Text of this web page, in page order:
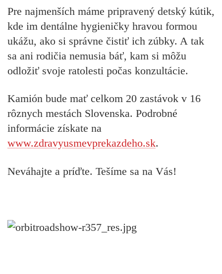
Pre najmenších máme pripravený detský kútik,
kde im dentálne hygieničky hravou formou
ukážu, ako si správne čistiť ich zúbky. A tak
sa ani rodičia nemusia báť, kam si môžu
odložiť svoje ratolesti počas konzultácie.
Kamión bude mať celkom 20 zastávok v 16
rôznych mestách Slovenska. Podrobné
informácie získate na
www.zdravyusmevprekazdeho.sk.
Neváhajte a príďte. Tešíme sa na Vás!